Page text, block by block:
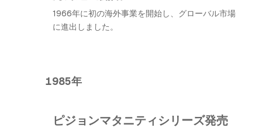
1966年に初の海外事業を開始し、グローバル市場
に進出しました。
1985年
ピジョンマタニティシリーズ発売